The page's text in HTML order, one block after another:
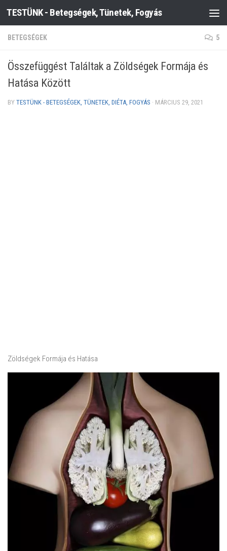
Skip to content
TESTÜNK - Betegségek, Tünetek, Fogyás
BETEGSÉGEK 5
Összefüggést Találtak a Zöldségek Formája és
Hatása Között
BY TESTÜNK - BETEGSÉGEK, TÜNETEK, DIÉTA, FOGYÁS · MÁRCIUS 29, 2021
Zöldségek Formája és Hatása